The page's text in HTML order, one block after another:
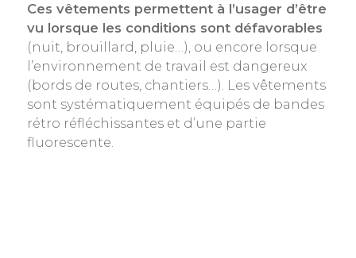
Ces vêtements permettent à l’usager d’être
vu lorsque les conditions sont défavorables
(nuit, brouillard, pluie…), ou encore lorsque
l’environnement de travail est dangereux
(bords de routes, chantiers…). Les vêtements
sont systématiquement équipés de bandes
rétro réfléchissantes et d’une partie
fluorescente.